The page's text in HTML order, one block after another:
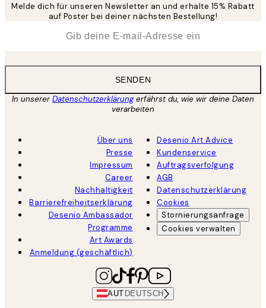
Melde dich für unseren Newsletter an und erhalte 15% Rabatt
auf Poster bei deiner nächsten Bestellung!
SENDEN
In unsererDatenschutzerklärungerfährst du, wie wir deine Daten
verarbeiten
Über uns
Presse
Impressum
Career
Nachhaltigkeit
Barrierefreiheitserklärung
Desenio Ambassador
Programme
Art Awards
Anmeldung (geschäftlich)
Desenio Art Advice
Kundenservice
Auftragsverfolgung
AGB
Datenschutzerklärung
Cookies
Stornierungsanfrage
Cookies verwalten
AUT DEUTSCH